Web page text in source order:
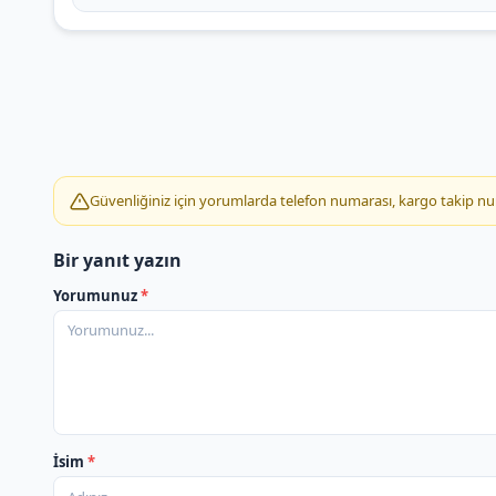
Güvenliğiniz için yorumlarda telefon numarası, kargo takip
Bir yanıt yazın
Yorumunuz*
İsim *